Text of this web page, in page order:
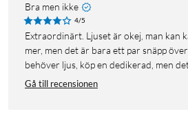
Bra men ikke
4/5
extraordinärt. Ljuset är okej, man kan kanske inte förvänta sig
mer, men det är bara ett par snäpp
behöver ljus, köp en dedikerad, men
Gå till recensionen